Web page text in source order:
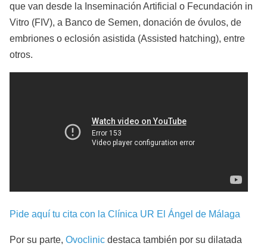
que van desde la Inseminación Artificial o Fecundación in
Vitro (FIV), a Banco de Semen, donación de óvulos, de
embriones o eclosión asistida (Assisted hatching), entre
otros.
Pide aquí tu cita con la Clínica UR El Ángel de Málaga
Por su parte, Ovoclinic destaca también por su dilatada